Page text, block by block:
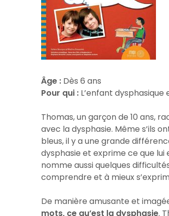
Âge : Dès 6 ans
Pour qui : L’enfant
Thomas, un garçon de 10 ans,
avec la dysphasie. Même s’ils
bleus, il y a une grande
dysphasie et exprime ce que
nomme aussi quelques
comprendre et à mieux
De manière amusante et
mots, ce qu’est la dysphasie.